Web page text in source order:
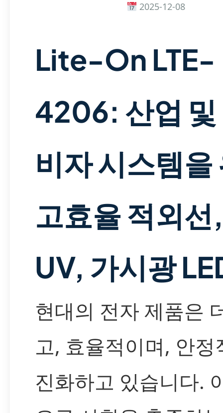
2025-12-08
Lite-On LTE-
4206: 산업 및
비자 시스템을
고효율 적외선,
UV, 가시광
현대의 전자 제품은
고, 효율적이며, 안정
진화하고 있습니다.